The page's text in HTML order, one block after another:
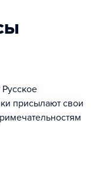
Русское
присылают свои